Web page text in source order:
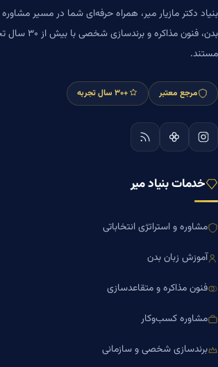
بنیاد دکتر مازیار میر، همراه حرفه‌ای شما در مسیر مشاوره
بدن، فنون
مستند.
مرجع معتبر +۳۰ سال تجربه
خدمات بنیاد میر
مشاوره و استراتژی انتخاباتی
آموزش زبان بدن
فنون مذاکره و متقاعدسازی
مشاوره کسب‌وکار
برندسازی شخصی و سازمانی